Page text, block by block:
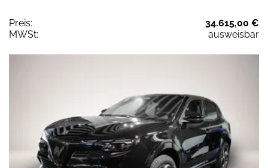
Preis:
34.615,00 €
MWSt:
ausweisbar